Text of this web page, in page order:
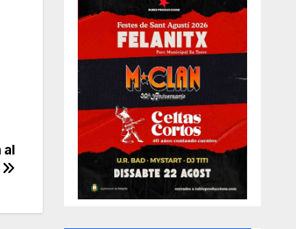
al